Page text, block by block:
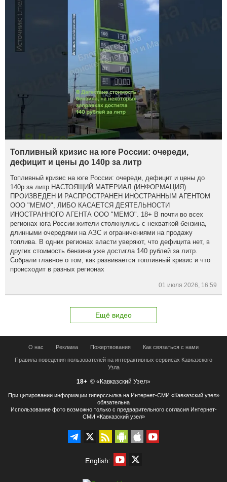
Топливный кризис на юге России: очереди,
дефицит и цены до 140р за литр
Топливный кризис на юге России: очереди, дефицит и цены до
140р за литр НАСТОЯЩИЙ МАТЕРИАЛ (ИНФОРМАЦИЯ)
ПРОИЗВЕДЕН И РАСПРОСТРАНЕН ИНОСТРАННЫМ АГЕНТОМ
ООО "МЕМО", ЛИБО КАСАЕТСЯ ДЕЯТЕЛЬНОСТИ
ИНОСТРАННОГО АГЕНТА ООО "МЕМО". 18+ В почти во всех
регионах юга России жители столкнулись с нехваткой бензина,
длинными очередями на АЗС и ограничениями на продажу
топлива. В одних регионах власти уверяют, что дефицита нет, в
других стоимость бензина уже достигла 140 рублей за литр.
Собрали главное о том, как развивается топливный кризис и что
происходит в разных регионах
01 июля 2026, 16:59
Ещё видео
О нас Реклама Пожертвования Как связаться с нами
Правила поведения пользователей на интерактивных сервисах Кавказского
Узла
18+ © «Кавказский Узел»
При цитировании информации гиперссылка на Интернет-СМИ «Кавказский узел»
обязательна
Использование фото возможно только с предварительного согласия Интернет-
СМИ «Кавказский узел»
English: